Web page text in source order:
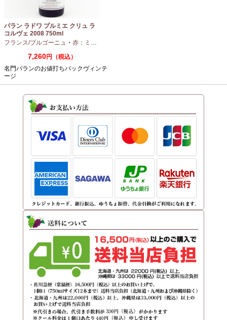
パラン ラドワ プルミエ クリュ ラ
コルヴェ 2008 750ml
フランス/ブルゴーニュ ・ 赤：ミディアムボディ
7,260円（税込）
名門パランのお値打ちバックヴィンテ
ージ